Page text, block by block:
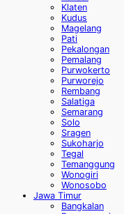
Klaten
Kudus
Magelang
Pati
Pekalongan
Pemalang
Purwokerto
Purworejo
Rembang
Salatiga
Semarang
Solo
Sragen
Sukoharjo
Tegal
Temanggung
Wonogiri
Wonosobo
Jawa Timur
Bangkalan